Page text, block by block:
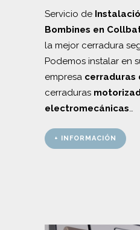
Servicio de
Bombines en
la mejor cerradura
Podemos instalar en
empresa cerraduras
cerraduras
electromecánicas…
+ INFORMACIÓN